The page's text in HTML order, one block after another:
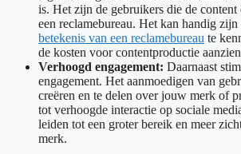
is. Het zijn de gebruikers die de content
een reclamebureau. Het kan handig
betekenis van een reclamebureau te
de kosten voor contentproductie
Verhoogd engagement: Daarnaast
engagement. Het aanmoedigen van
creëren en te delen over jouw merk of
tot verhoogde interactie op sociale
leiden tot een groter bereik en meer
merk.